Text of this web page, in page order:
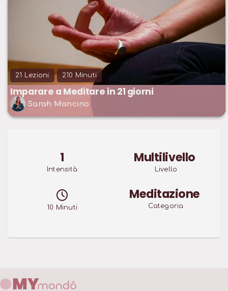
21 Lezioni 210 Minuti
Imparare a Meditare in 21 giorni
Sarah Mancino
1
Intensità
Multilivello
Livello
10 Minuti
Meditazione
Categoria